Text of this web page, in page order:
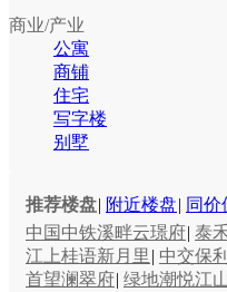
商业/产业
公寓
商铺
住宅
写字楼
别墅
推荐楼盘| 附近楼盘| 同价
中国中铁溪畔云璟府| 泰
江上桂语新月里 | 中交保
首望澜翠府| 绿地潮悦江